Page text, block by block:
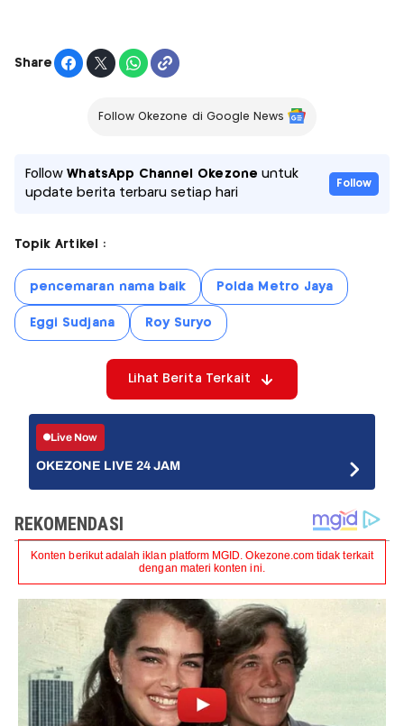
Share
Follow Okezone di Google News
FollowWhatsApp Channel Okezone untuk
update berita terbaru setiap hari
Follow
Topik Artikel :
pencemaran nama baik Polda Metro Jaya
Eggi Sudjana Roy Suryo
Lihat Berita Terkait
Live Now
OKEZONE LIVE 24 JAM